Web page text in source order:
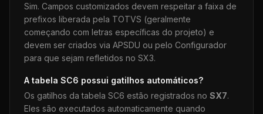
Sim. Campos customizados devem respeitar a faixa de
prefixos liberada pela TOTVS (geralmente
começando com letras específicas do projeto) e
devem ser criados via APSDU ou pelo Configurador
para que sejam refletidos no SX3.
A tabela SC6 possui gatilhos automáticos?
Os gatilhos da tabela SC6 estão registrados no SX7.
Eles são executados automaticamente quando